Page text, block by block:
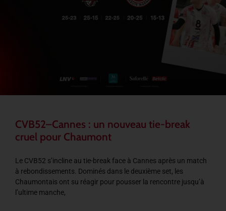
CVB52–Cannes : un nouveau tie-break
cruel pour Chaumont
Le CVB52 s’incline au tie-break face à Cannes après un match
à rebondissements. Dominés dans le deuxième set, les
Chaumontais ont su réagir pour pousser la rencontre jusqu’à
l’ultime manche,